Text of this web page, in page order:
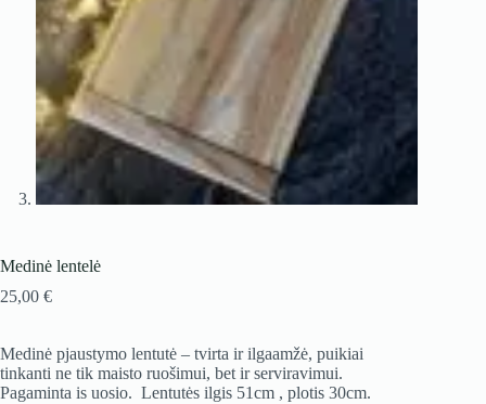
Medinė lentelė
25,00 €
Medinė pjaustymo lentutė – tvirta ir ilgaamžė, puikiai
tinkanti ne tik maisto ruošimui, bet ir serviravimui.
Pagaminta is uosio. Lentutės ilgis 51cm , plotis 30cm.